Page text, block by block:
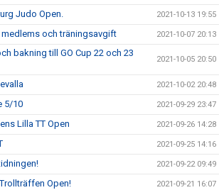
Judo Open. 2021-10-13 19:55
och träningsavgift 2021-10-07 20:13
bakning till GO Cup 22 och 23
2021-10-05 20:50
2021-10-02 20:48
5/10 2021-09-29 23:47
Lilla TT Open 2021-09-26 14:28
2021-09-25 14:16
2021-09-22 09:49
Open! 2021-09-21 16:07